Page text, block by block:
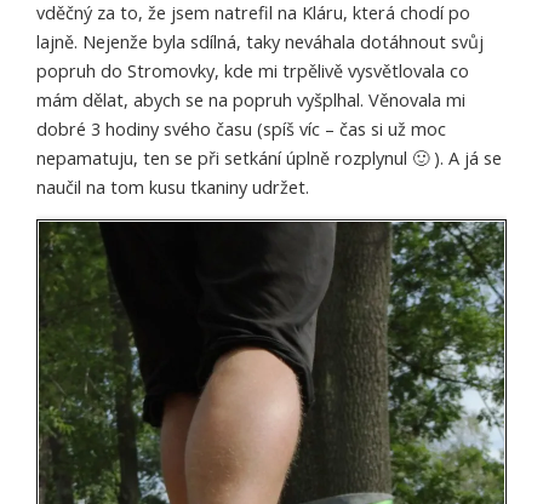
vděčný za to, že jsem natrefil na Kláru, která chodí po
lajně. Nejenže byla sdílná, taky neváhala dotáhnout svůj
popruh do Stromovky, kde mi trpělivě vysvětlovala co
mám dělat, abych se na popruh vyšplhal. Věnovala mi
dobré 3 hodiny svého času (spíš víc – čas si už moc
nepamatuju, ten se při setkání úplně rozplynul 🙂 ). A já se
naučil na tom kusu tkaniny udržet.